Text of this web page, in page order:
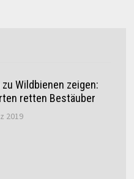
Wildbienen zeigen:
retten Bestäuber
2019